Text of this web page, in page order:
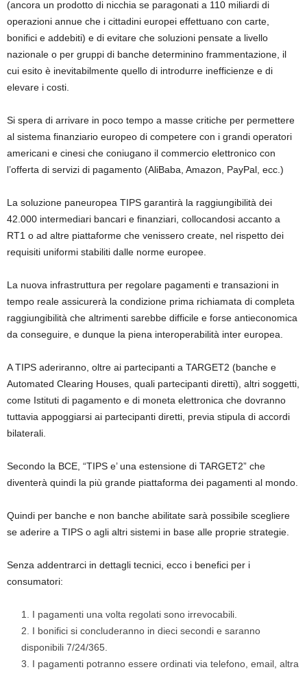
(ancora un prodotto di nicchia se paragonati a 110 miliardi di
operazioni annue che i cittadini europei effettuano con carte,
bonifici e addebiti) e di evitare che soluzioni pensate a livello
nazionale o per gruppi di banche determinino frammentazione, il
cui esito è inevitabilmente quello di introdurre inefficienze e di
elevare i costi.
Si spera di arrivare in poco tempo a masse critiche per permettere
al sistema finanziario europeo di competere con i grandi operatori
americani e cinesi che coniugano il commercio elettronico con
l’offerta di servizi di pagamento (AliBaba, Amazon, PayPal, ecc.)
La soluzione paneuropea TIPS garantirà la raggiungibilità dei
42.000 intermediari bancari e finanziari, collocandosi accanto a
RT1 o ad altre piattaforme che venissero create, nel rispetto dei
requisiti uniformi stabiliti dalle norme europee.
La nuova infrastruttura per regolare pagamenti e transazioni in
tempo reale assicurerà la condizione prima richiamata di completa
raggiungibilità che altrimenti sarebbe difficile e forse antieconomica
da conseguire, e dunque la piena interoperabilità inter europea.
A TIPS aderiranno, oltre ai partecipanti a TARGET2 (banche e
Automated Clearing Houses, quali partecipanti diretti), altri soggetti,
come Istituti di pagamento e di moneta elettronica che dovranno
tuttavia appoggiarsi ai partecipanti diretti, previa stipula di accordi
bilaterali.
Secondo la BCE, “TIPS e’ una estensione di TARGET2” che
diventerà quindi la più grande piattaforma dei pagamenti al mondo.
Quindi per banche e non banche abilitate sarà possibile scegliere
se aderire a TIPS o agli altri sistemi in base alle proprie strategie.
Senza addentrarci in dettagli tecnici, ecco i benefici per i
consumatori:
I pagamenti una volta regolati sono irrevocabili.
I bonifici si concluderanno in dieci secondi e saranno
disponibili 7/24/365.
I pagamenti potranno essere ordinati via telefono, email, altra